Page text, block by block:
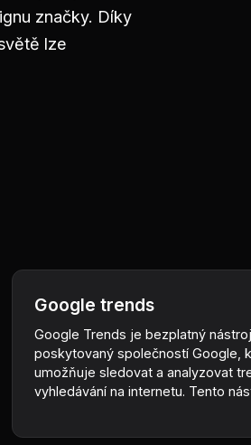
značky. Díky
lze
Google trends
Google Trends je bezplatný nástroj
poskytovaný společností Google,
umožňuje sledovat a analyzovat
vyhledávání na internetu. Tento